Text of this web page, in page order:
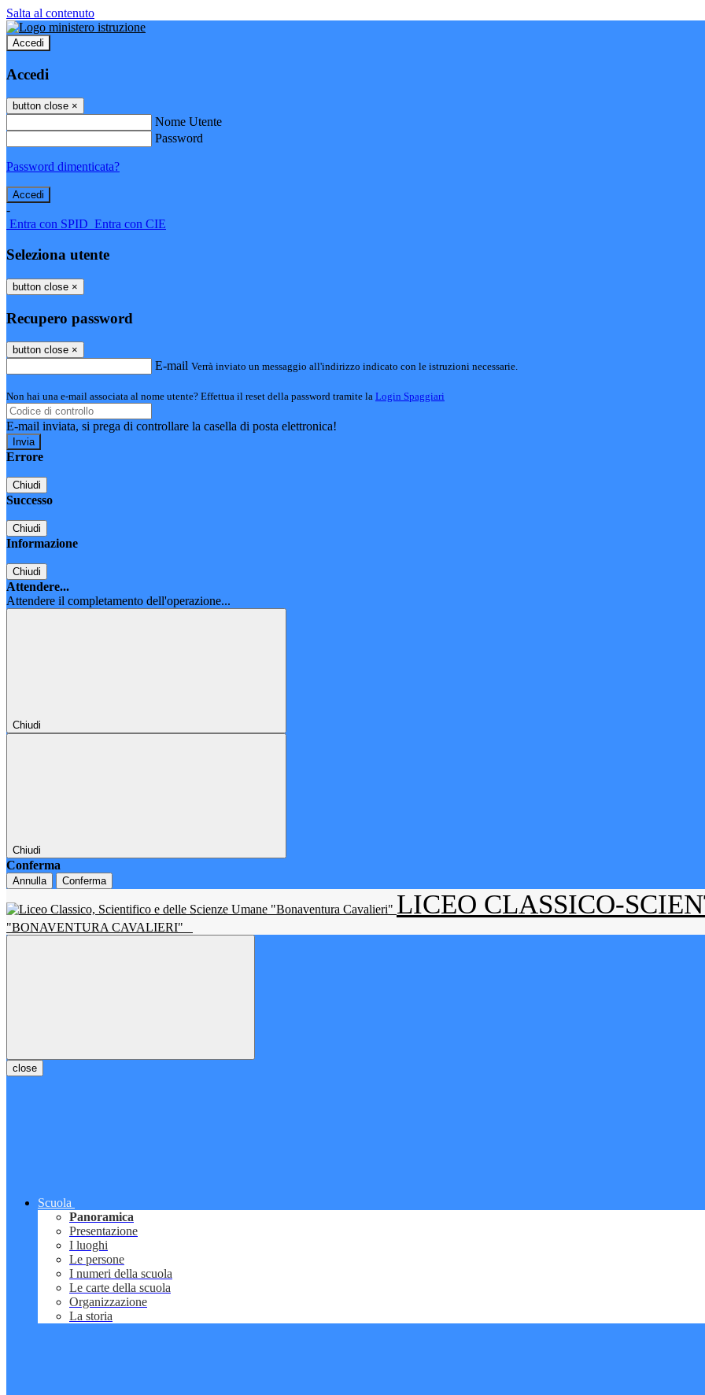
Salta al contenuto
Accedi
Accedi
button close ×
Nome Utente
Password
Password dimenticata?
-
Entra con SPID Entra con CIE
Seleziona utente
button close ×
Recupero password
button close ×
E-mail Verrà inviato un messaggio all'indirizzo indicato con le istruzioni necessarie.
Non hai una e-mail associata al nome utente? Effettua il reset della password tramite la Login Spaggiari
E-mail inviata, si prega di controllare la casella di posta elettronica!
Errore
Chiudi
Successo
Chiudi
Informazione
Chiudi
Attendere...
Attendere il completamento dell'operazione...
Chiudi
Chiudi
Conferma
Annulla Conferma
LICEO CLASSICO-
"BONAVENTURA CAVALIERI"
close
Scuola
Panoramica
Presentazione
I luoghi
Le persone
I numeri della scuola
Le carte della scuola
Organizzazione
La storia